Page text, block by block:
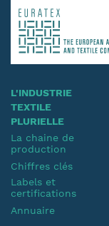
L'INDUSTRIE
TEXTILE
PLURIELLE
La chaine de
production
Chiffres clés
Labels et
certifications
Annuaire